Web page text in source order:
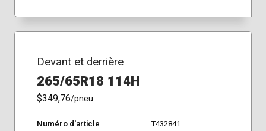
Devant et derrière
265/65R18 114H
$349,76/pneu
Numéro d'article
T432841